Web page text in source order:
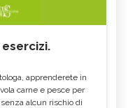
apprenderete in
carne e pesce per
alcun rischio di